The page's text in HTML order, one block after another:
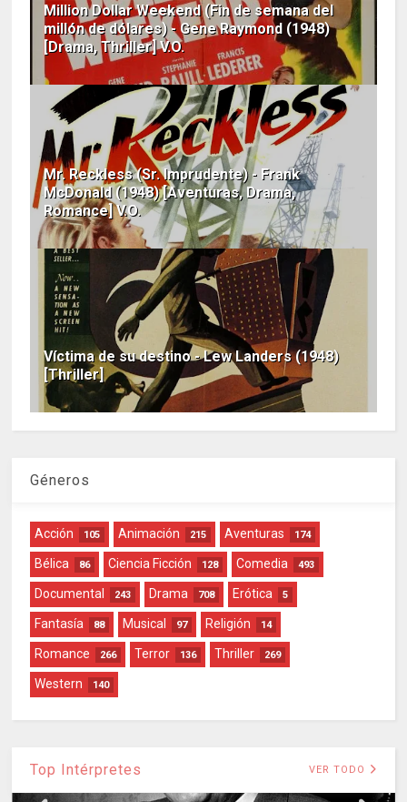
Million Dollar Weekend (Fin de semana del
millón de dólares) - Gene Raymond (1948)
[Drama, Thriller] V.O.
Mr. Reckless (Sr. Imprudente) - Frank
McDonald (1948) [Aventuras, Drama,
Romance] V.O.
Víctima de su destino - Lew Landers (1948)
[Thriller]
Géneros
Acción 105 Animación 215 Aventuras 174
Bélica 86 Ciencia Ficción 128 Comedia 493
Documental 243 Drama 708 Erótica 5
Fantasía 88 Musical 97 Religión 14
Romance 266 Terror 136 Thriller 269
Western 140
Top Intérpretes VER TODO